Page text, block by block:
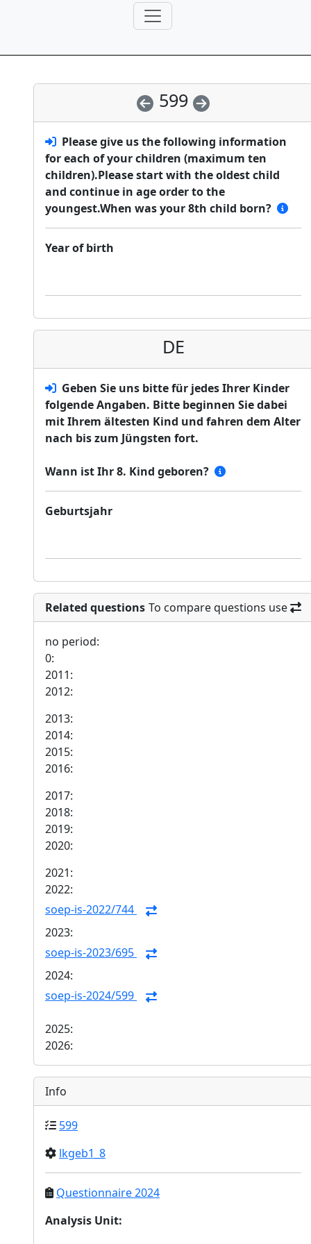
599
Please give us the following information
for each of your children (maximum ten
children).Please start with the oldest child
and continue in age order to the
youngest.When was your 8th child born?
Year of birth
DE
Geben Sie uns bitte für jedes Ihrer Kinder
folgende Angaben. Bitte beginnen Sie dabei
mit Ihrem ältesten Kind und fahren dem Alter
nach bis zum Jüngsten fort.
Wann ist Ihr 8. Kind geboren?
Geburtsjahr
Related questions To compare questions use
no period:
0:
2011:
2012:
2013:
2014:
2015:
2016:
2017:
2018:
2019:
2020:
2021:
2022:
soep-is-2022/744
2023:
soep-is-2023/695
2024:
soep-is-2024/599
2025:
2026:
Info
599
lkgeb1_8
Questionnaire 2024
Analysis Unit: